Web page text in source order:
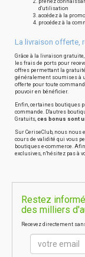
prenez
d'utilisation
accédez à la
procédez à la
La livraison offerte,
Grâce à la livraison
les frais de ports pour
offres permettant la
généralement soumises à
offerte pour toute
pouvoir en bénéficier.
Enfin, certaines boutiques
commande. D'autres
Gratuits, ces bonus sont
Sur CeriseClub, nous
cours de validité qui vous
boutiques e-commerce.
exclusives, n'hésitez pas à
Restez
des milliers
Recevez directement